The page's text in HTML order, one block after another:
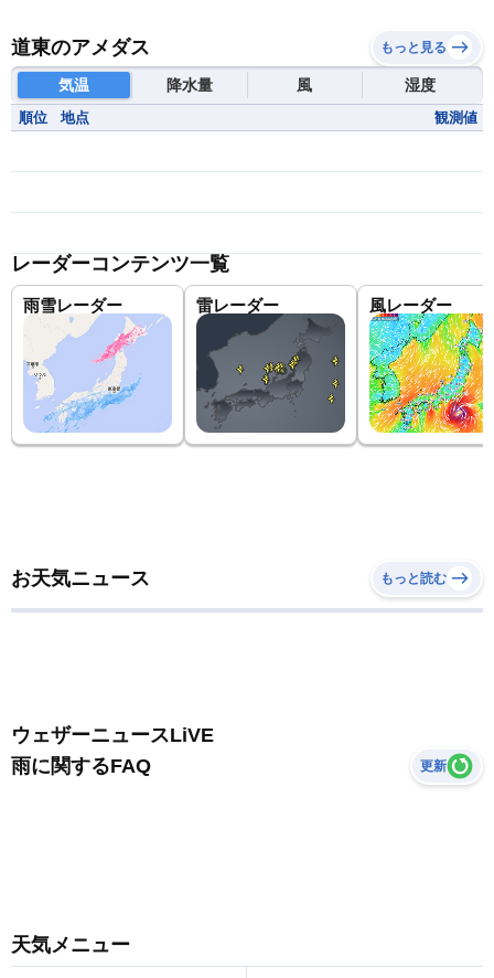
道東のアメダス もっと見る
気温 降水量 風 湿度
順位 地点 観測値
レーダーコンテンツ一覧
雨雪レーダー 雷レーダー 風レーダー
お天気ニュース もっと読む
ウェザーニュースLiVE
雨に関するFAQ
更新
天気メニュー